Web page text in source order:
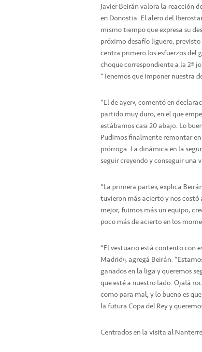
Javier Beirán valora la reacción
en Donostia. El alero del
mismo tiempo que expresa su
próximo desafío liguero,
centra primero los esfuerzos del
choque correspondiente a la 2ª
“Tenemos que imponer nuestra
“El de ayer”, comentó en
partido muy duro, en el que
estábamos casi 20 abajo. Lo
Pudimos finalmente remontar
prórroga. La dinámica en la
seguir creyendo y conseguir
“La primera parte”, explica
tuvieron más acierto y nos
mejor, fuimos más un equipo,
poco más de acierto en los
“El vestuario está contento con
Madrid”, agregá Beirán.
ganados en la liga y queremos
que esté a nuestro lado. Ojalá
como para mal; y lo bueno es
la futura Copa del Rey y
Centrados en la visita al